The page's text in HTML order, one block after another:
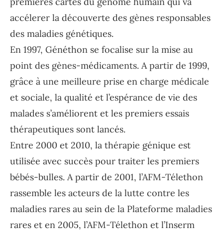
accélerer la découverte des gènes responsables
des maladies génétiques.
En 1997, Généthon se focalise sur la mise au
point des gènes-médicaments. A partir de 1999,
grâce à une meilleure prise en charge médicale
et sociale, la qualité et l’espérance de vie des
malades s’améliorent et les premiers essais
thérapeutiques sont lancés.
Entre 2000 et 2010, la thérapie génique est
utilisée avec succès pour traiter les premiers
bébés-bulles. A partir de 2001, l’AFM-Télethon
rassemble les acteurs de la lutte contre les
maladies rares au sein de la Plateforme maladies
rares et en 2005, l’AFM-Télethon et l’Inserm